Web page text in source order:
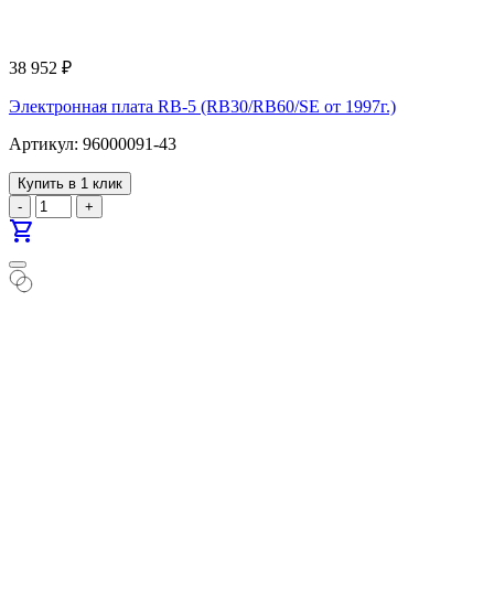
38 952 ₽
Электронная плата RB-5 (RB30/RB60/SE от 1997г.)
Артикул: 96000091-43
Купить в 1 клик
-
+
shopping_cart